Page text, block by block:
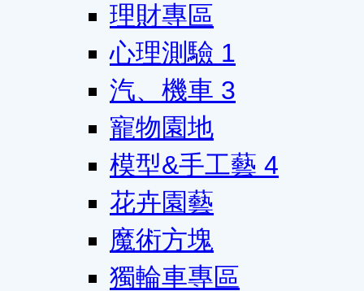
理財專區
心理測驗 1
汽、機車 3
寵物園地
模型&手工藝 4
花卉園藝
魔術方塊
獨輪車專區